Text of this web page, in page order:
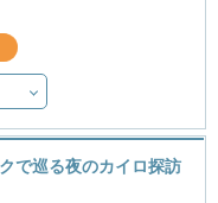
で巡る夜のカイロ探訪